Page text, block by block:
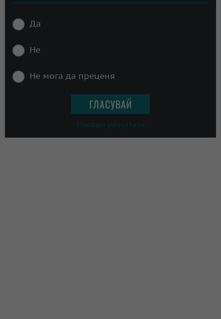
Да
Не
Не мога да преценя
Покажи резултати